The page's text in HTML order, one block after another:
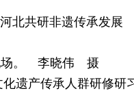
。 李晓伟 摄
化遗产传承人群研修